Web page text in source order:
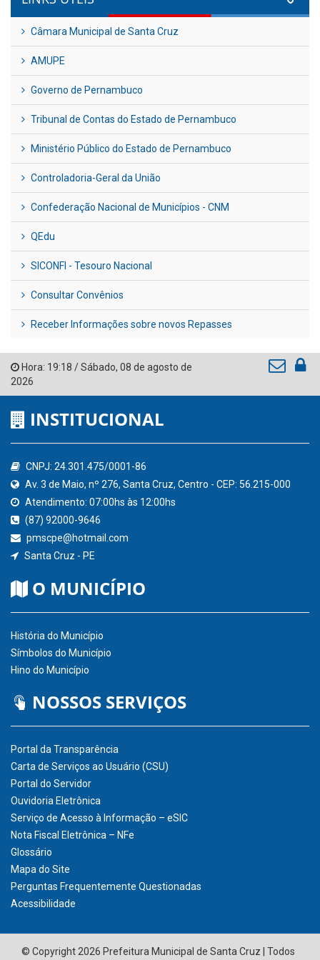
Câmara Municipal de Santa Cruz
AMUPE
Governo de Pernambuco
Tribunal de Contas do Estado de Pernambuco
Ministério Público do Estado de Pernambuco
Controladoria-Geral da União
Confederação Nacional de Municípios - CNM
QEdu
SICONFI - Tesouro Nacional
Consultar Convênios
Receber Informações sobre novos Repasses
Hora: 19:18 /Sábado, 08 de agosto de
2026
INSTITUCIONAL
CNPJ: 24.301.475/0001-86
Av. 3 de Maio, nº 276, Santa Cruz, Centro - CEP: 56.215-000
Atendimento: 07:00hs às 12:00hs
(87) 92000-9646
pmscpe@hotmail.com
Santa Cruz - PE
O MUNICÍPIO
História do Município
Símbolos do Município
Hino do Município
NOSSOS SERVIÇOS
Portal da Transparência
Carta de Serviços ao Usuário (CSU)
Portal do Servidor
Ouvidoria Eletrônica
Serviço de Acesso à Informação – eSIC
Nota Fiscal Eletrônica – NFe
Glossário
Mapa do Site
Perguntas Frequentemente Questionadas
Acessibilidade
© Copyright 2026 Prefeitura Municipal de Santa Cruz | Todos